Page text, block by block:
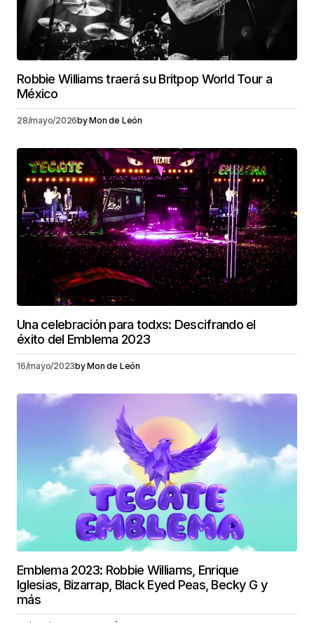
Robbie Williams traerá su Britpop World Tour a
México
28/mayo/2026byMon de León
Una celebración para todxs: Descifrando el
éxito del Emblema 2023
16/mayo/2023byMon de León
Emblema 2023: Robbie Williams, Enrique
Iglesias, Bizarrap, Black Eyed Peas, Becky G y
más